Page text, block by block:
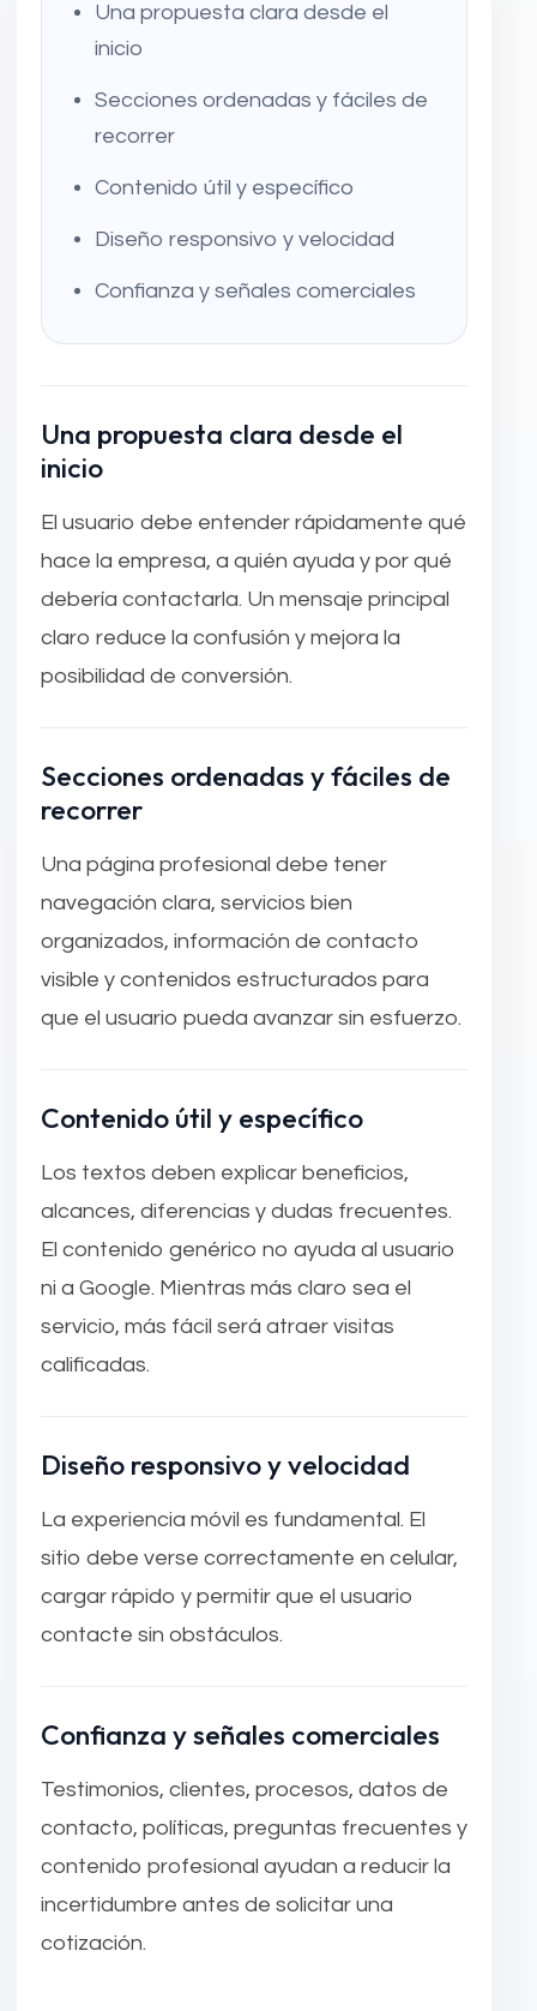
Una propuesta clara desde el
inicio
Secciones ordenadas y fáciles de
recorrer
Contenido útil y específico
Diseño responsivo y velocidad
Confianza y señales comerciales
Una propuesta clara desde el
inicio
El usuario debe entender rápidamente qué
hace la empresa, a quién ayuda y por qué
debería contactarla. Un mensaje principal
claro reduce la confusión y mejora la
posibilidad de conversión.
Secciones ordenadas y fáciles de
recorrer
Una página profesional debe tener
navegación clara, servicios bien
organizados, información de contacto
visible y contenidos estructurados para
que el usuario pueda avanzar sin esfuerzo.
Contenido útil y específico
Los textos deben explicar beneficios,
alcances, diferencias y dudas frecuentes.
El contenido genérico no ayuda al usuario
ni a Google. Mientras más claro sea el
servicio, más fácil será atraer visitas
calificadas.
Diseño responsivo y velocidad
La experiencia móvil es fundamental. El
sitio debe verse correctamente en celular,
cargar rápido y permitir que el usuario
contacte sin obstáculos.
Confianza y señales comerciales
Testimonios, clientes, procesos, datos de
contacto, políticas, preguntas frecuentes y
contenido profesional ayudan a reducir la
incertidumbre antes de solicitar una
cotización.